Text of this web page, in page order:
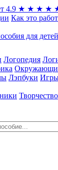
4.9 ★ ★ ★ ★
Как это
Логопедия
Лэпбуки
Творчество